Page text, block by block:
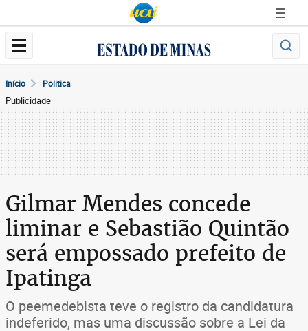
Início Politica
Publicidade
Gilmar Mendes concede
liminar e Sebastião Quintão
será empossado prefeito de
Ipatinga
O peemedebista teve o registro da candidatura
indeferido, mas uma discussão sobre a Lei da